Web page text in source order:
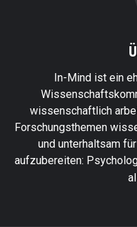
In-Mind ist ein
wissenschaftlich
Forschungsthemen
und unterhaltsam
aufzubereiten: